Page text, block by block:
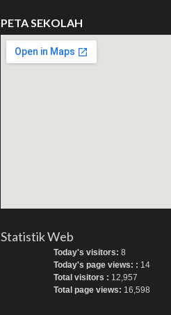
PETA SEKOLAH
Statistik Web
Today's visitors: 8
Today's page views: : 14
Total visitors : 12,957
Total page views: 16,598